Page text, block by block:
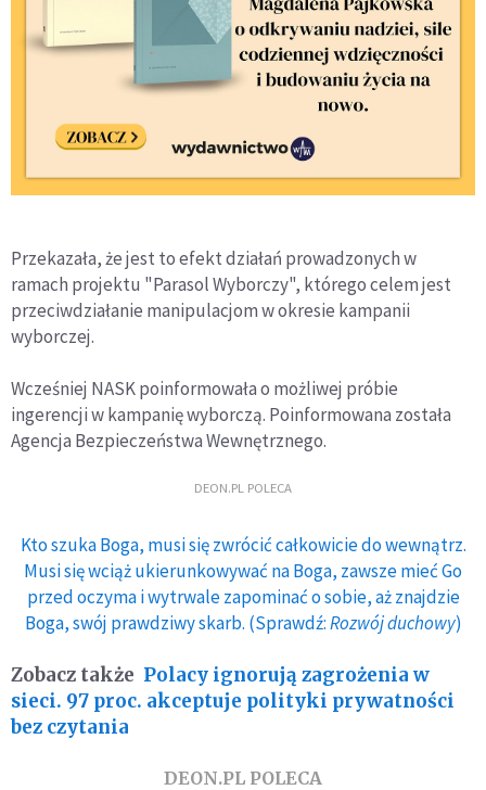
Przekazała, że jest to efekt działań prowadzonych w
ramach projektu "Parasol Wyborczy", którego celem jest
przeciwdziałanie manipulacjom w okresie kampanii
wyborczej.
Wcześniej NASK poinformowała o możliwej próbie
ingerencji w kampanię wyborczą. Poinformowana została
Agencja Bezpieczeństwa Wewnętrznego.
DEON.PL POLECA
Kto szuka Boga, musi się zwrócić całkowicie do wewnątrz.
Musi się wciąż ukierunkowywać na Boga, zawsze mieć Go
przed oczyma i wytrwale zapominać o sobie, aż znajdzie
Boga, swój prawdziwy skarb. (Sprawdź:Rozwój duchowy)
Zobacz także Polacy ignorują zagrożenia w
sieci. 97 proc. akceptuje polityki prywatności
bez czytania
DEON.PL POLECA